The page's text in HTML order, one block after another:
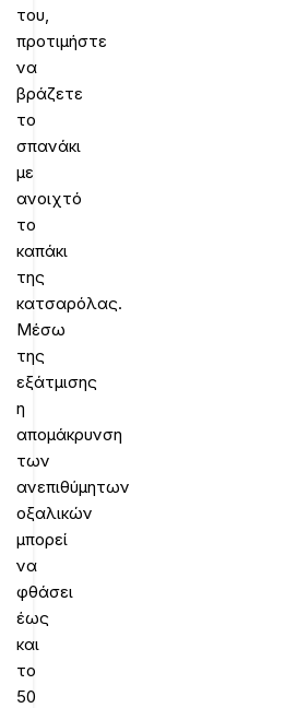
του,
προτιμήστε
να
βράζετε
το
σπανάκι
με
ανοιχτό
το
καπάκι
της
κατσαρόλας.
Μέσω
της
εξάτμισης
η
απομάκρυνση
των
ανεπιθύμητων
οξαλικών
μπορεί
να
φθάσει
έως
και
το
50